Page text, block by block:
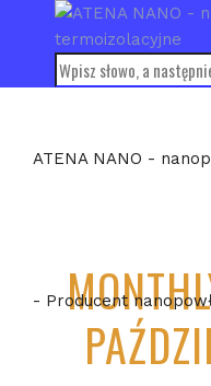
ATENA NANO -
- Producent